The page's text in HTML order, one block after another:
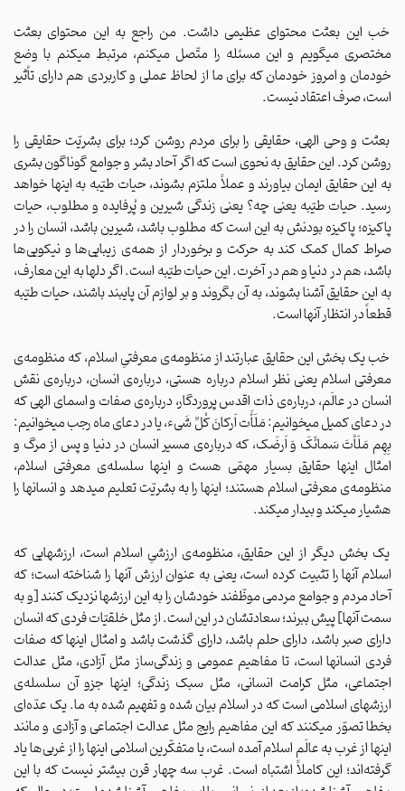
خب این بعثت محتوای عظیمی داشت. من راجع به این محتوای بعثت
مختصری میگویم و این مسئله را متّصل میکنم، مرتبط میکنم با وضع
خودمان و امروز خودمان که برای ما از لحاظ عملی و کاربردی هم دارای تأثیر
است، صرف اعتقاد نیست.
بعثت و وحی الهی، حقایقی را برای مردم روشن کرد؛ برای بشریّت حقایقی را
روشن کرد. این حقایق به نحوی است که اگر آحاد بشر و جوامع گوناگون بشری
به این حقایق ایمان بیاورند و عملاً ملتزم بشوند، حیات طیّبه به اینها خواهد
رسید. حیات طیّبه یعنی چه؟ یعنی زندگی شیرین و پُرفایده و مطلوب، حیات
پاکیزه؛ پاکیزه بودنش به این است که مطلوب باشد، شیرین باشد، انسان را در
صراط کمال کمک کند به حرکت و برخوردار از همه‌ی زیبایی‌ها و نیکویی‌ها
باشد، هم در دنیا و هم در آخرت. این حیات طیّبه است. اگر دلها به این معارف،
به این حقایق آشنا بشوند، به آن بگروند و بر لوازم آن پایبند باشند، حیات طیّبه
قطعاً در انتظار آنها است.
خب یک بخش این حقایق عبارتند از منظومه‌ی معرفتیِ اسلام، که منظومه‌ی
معرفتی اسلام یعنی نظر اسلام درباره هستی، درباره‌ی انسان، درباره‌ی نقش
انسان در عالَم، درباره‌ی ذات اقدس پروردگار، درباره‌ی صفات و اسمای الهی که
در دعای کمیل میخوانیم: مَلَأَت اَرکانَ کُلِّ شَیء، یا در دعای ماه رجب میخوانیم:
بِهِم مَلَأتَ سَمائَکَ وَ اَرضَک، که درباره‌ی مسیر انسان در دنیا و پس از مرگ و
امثال اینها حقایق بسیار مهمّی هست و اینها سلسله‌ی معرفتی اسلام،
منظومه‌ی معرفتی اسلام هستند؛ اینها را به بشریّت تعلیم میدهد و انسانها را
هشیار میکند و بیدار میکند.
یک بخش دیگر از این حقایق، منظومه‌ی ارزشیِ اسلام است، ارزشهایی که
اسلام آنها را تثبیت کرده است، یعنی به عنوان ارزش آنها را شناخته است؛ که
آحاد مردم و جوامع مردمی موظّفند خودشان را به این ارزشها نزدیک کنند [و به
سمت آنها] پیش ببرند؛ سعادتشان در این است. از مثل خلقیّات فردی که انسان
دارای صبر باشد، دارای حلم باشد، دارای گذشت باشد و امثال اینها که صفات
فردی انسانها است، تا مفاهیم عمومی و زندگی‌ساز مثل آزادی، مثل عدالت
اجتماعی، مثل کرامت انسانی، مثل سبک زندگی؛ اینها جزو آن سلسله‌ی
ارزشهای اسلامی است که در اسلام بیان شده و تفهیم شده به ما. یک عدّه‌ای
بخطا تصوّر میکنند که این مفاهیم رایج مثل عدالت اجتماعی و آزادی و مانند
اینها از غرب به عالَم اسلام آمده است، یا متفکّرین اسلامی اینها را از غربی‌ها یاد
گرفته‌اند؛ این کاملاً اشتباه است. غرب سه چهار قرن بیشتر نیست که با این